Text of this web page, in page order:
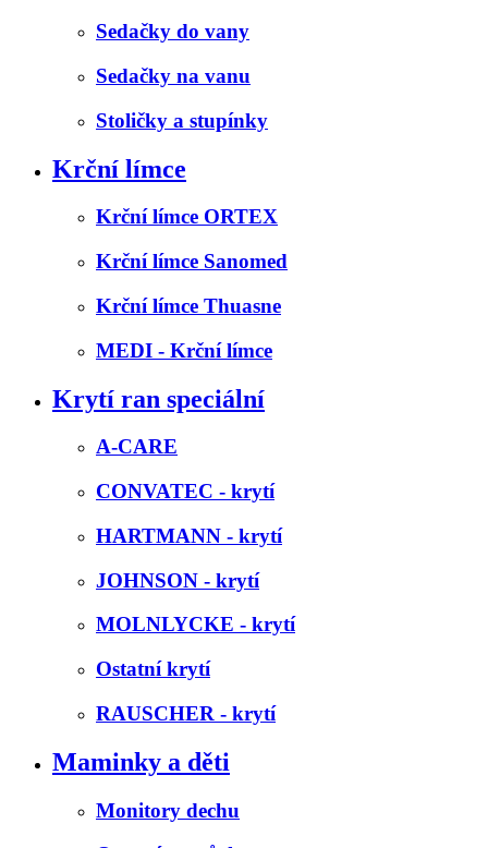
Sedačky do vany
Sedačky na vanu
Stoličky a stupínky
Krční límce
Krční límce ORTEX
Krční límce Sanomed
Krční límce Thuasne
MEDI - Krční límce
Krytí ran speciální
A-CARE
CONVATEC - krytí
HARTMANN - krytí
JOHNSON - krytí
MOLNLYCKE - krytí
Ostatní krytí
RAUSCHER - krytí
Maminky a děti
Monitory dechu